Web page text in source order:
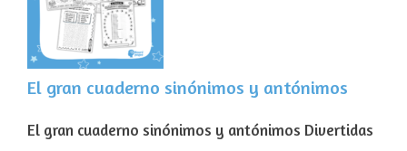
El gran cuaderno sinónimos y antónimos
El gran cuaderno sinónimos y antónimos Divertidas